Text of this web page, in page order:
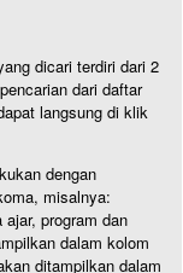
dicari terdiri dari 2
dari daftar
langsung di klik
dengan
misalnya:
program dan
dalam kolom
ditampilkan dalam